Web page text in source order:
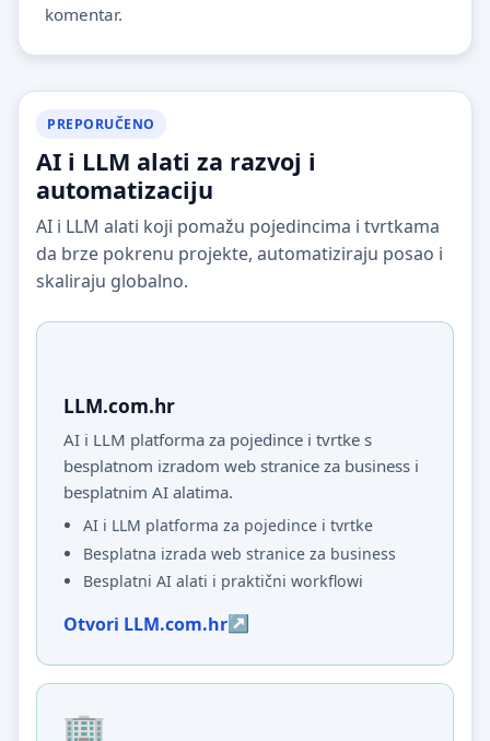
komentar.
PREPORUČENO
AI i LLM alati za razvoj i
automatizaciju
AI i LLM alati koji pomažu pojedincima i tvrtkama
da brze pokrenu projekte, automatiziraju posao i
skaliraju globalno.
LLM.com.hr
AI i LLM platforma za pojedince i tvrtke s
besplatnom izradom web stranice za business i
besplatnim AI alatima.
AI i LLM platforma za pojedince i tvrtke
Besplatna izrada web stranice za business
Besplatni AI alati i praktični workflowi
Otvori LLM.com.hr